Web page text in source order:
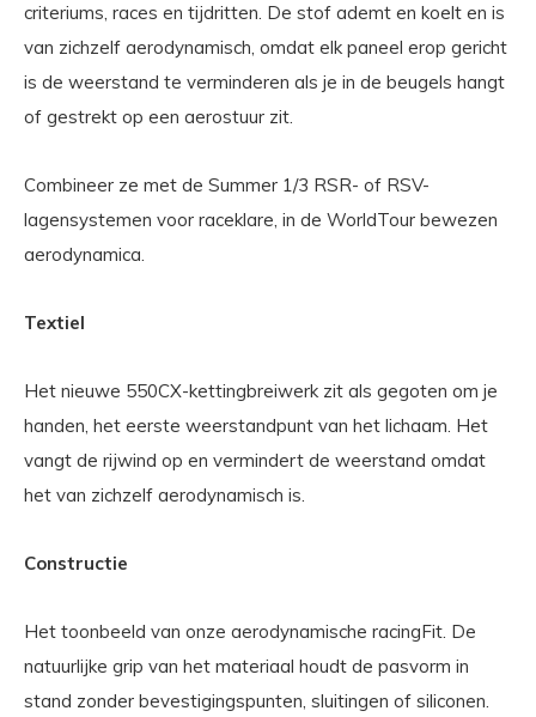
criteriums, races en tijdritten. De stof ademt en koelt en is
van zichzelf aerodynamisch, omdat elk paneel erop gericht
is de weerstand te verminderen als je in de beugels hangt
of gestrekt op een aerostuur zit.
Combineer ze met de Summer 1/3 RSR- of RSV-
lagensystemen voor raceklare, in de WorldTour bewezen
aerodynamica.
Textiel
Het nieuwe 550CX-kettingbreiwerk zit als gegoten om je
handen, het eerste weerstandpunt van het lichaam. Het
vangt de rijwind op en vermindert de weerstand omdat
het van zichzelf aerodynamisch is.
Constructie
Het toonbeeld van onze aerodynamische racingFit. De
natuurlijke grip van het materiaal houdt de pasvorm in
stand zonder bevestigingspunten, sluitingen of siliconen.